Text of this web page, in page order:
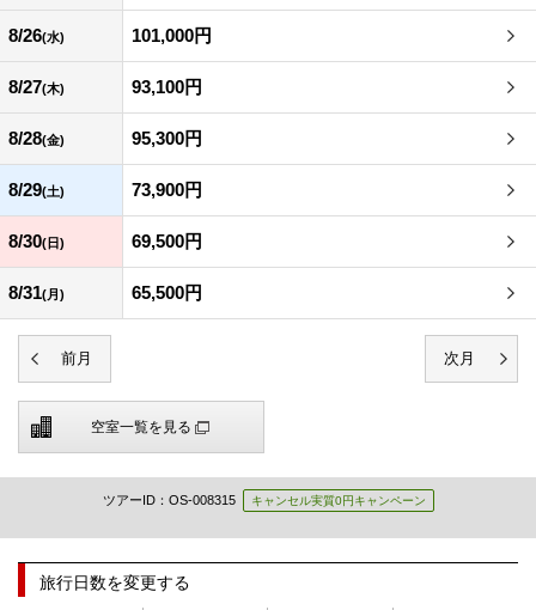
8/26(水) 101,000円
8/27(木) 93,100円
8/28(金) 95,300円
8/29(土) 73,900円
8/30(日) 69,500円
8/31(月) 65,500円
空室一覧を見る
ツアーID：OS-008315 キャンセル実質0円キャンペーン
旅行日数を変更する